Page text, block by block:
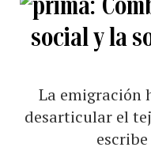
social y la
La emigración
desarticular el